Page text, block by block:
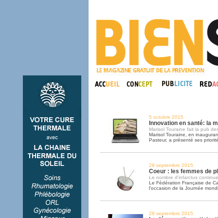
5 octobre 2015
Innovation en santé: la
Marisol Touraine fait la pub
Marisol Touraine, en
Pasteur, a présenté ses
29 septembre 2015
Coeur : les femmes de
Le nombre d'infarctus
Le Fédération Française de
l'occasion de la Journée
28 septembre 2015